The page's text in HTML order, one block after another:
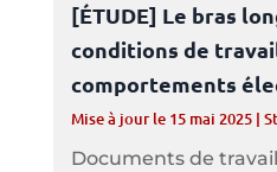
[ÉTUDE] Le bras
conditions de
comportements
Mise à jour le 15 mai 2025|
Documents de travail